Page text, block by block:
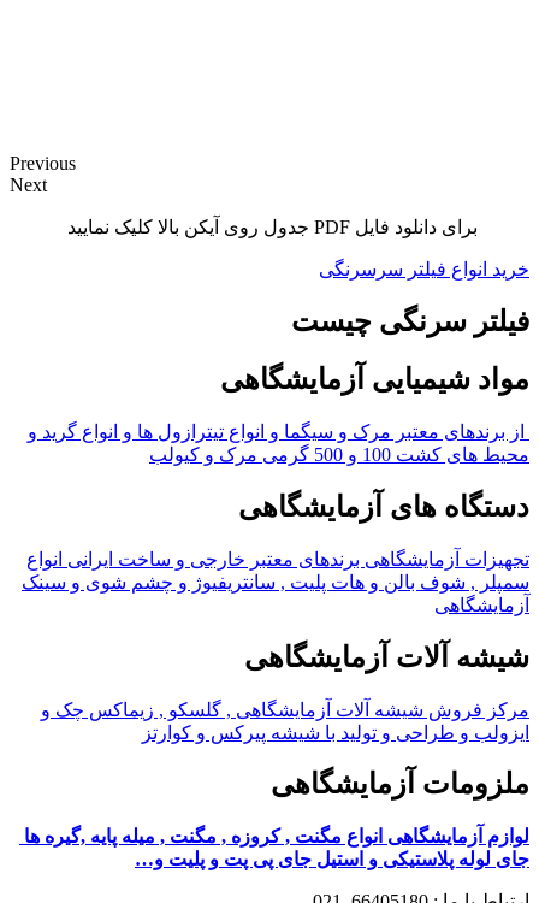
Previous
Next
برای دانلود فایل PDF جدول روی آیکن بالا کلیک نمایید
خرید انواع فیلتر سرسرنگی
فیلتر سرنگی چیست
مواد شیمیایی آزمایشگاهی
از برندهای معتبر مرک و سیگما و انواع تیترازول ها و انواع گرید و
محیط های کشت 100 و 500 گرمی مرک و کیولب
دستگاه های آزمایشگاهی
تجهیزات آزمایشگاهی برندهای معتبر خارجی و ساخت ایرانی انواع
سمپلر , شوف بالن و هات پلیت , سانتریفیوژ و چشم شوی و سینک
آزمایشگاهی
شیشه آلات آزمایشگاهی
مرکز فروش شیشه آلات آزمایشگاهی , گلسکو , زیماکس چک و
ایزولب و طراحی و تولید با شیشه پیرکس و کوارتز
ملزومات آزمایشگاهی
لوازم آزمایشگاهی انواع مگنت , کروزه , مگنت , میله پایه ,گیره ها
جای لوله پلاستیکی و استیل جای پی پت و پلیت و…